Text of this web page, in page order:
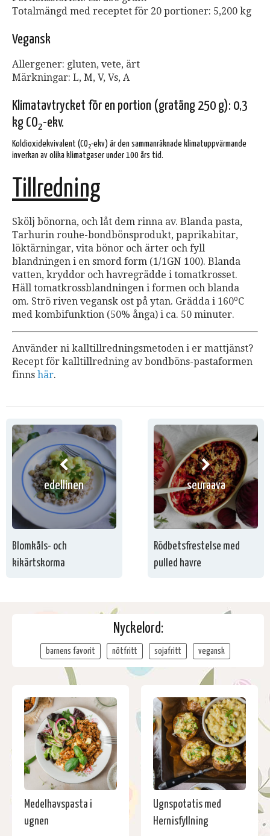
Totalmängd med receptet för 20 portioner: 5,200 kg
Vegansk
Allergener: gluten, vete, ärt
Märkningar: L, M, V, Vs, A
Klimatavtrycket för en portion (gratäng 250 g): 0,3
kg CO2-ekv.
Koldioxidekvivalent (CO2-ekv) är den sammanräknade klimatuppvärmande
inverkan av olika klimatgaser under 100 års tid.
Tillredning
Skölj bönorna, och låt dem rinna av. Blanda pasta,
Tarhurin rouhe-bondbönsprodukt, paprikabitar,
löktärningar, vita bönor och ärter och fyll
blandningen i en smord form (1/1GN 100). Blanda
vatten, kryddor och havregrädde i tomatkrosset.
Häll tomatkrossblandningen i formen och blanda
om. Strö riven vegansk ost på ytan. Grädda i 160oC
med kombifunktion (50% ånga) i ca. 50 minuter.
Använder ni kalltillredningsmetoden i er mattjänst?
Recept för kalltillredning av bondböns-pastaformen
finns här.
edellinen
Blomkåls- och
kikärtskorma
seuraava
Rödbetsfrestelse med
pulled havre
Nyckelord:
barnens favorit nötfritt sojafritt vegansk
Medelhavspasta i
ugnen
Ugnspotatis med
Hernisfyllning